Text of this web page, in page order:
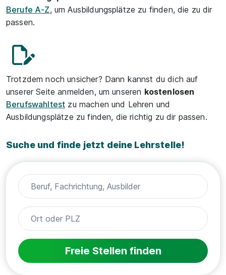
Berufe A-Z, um Ausbildungsplätze zu finden, die zu dir
passen.
Trotzdem noch unsicher? Dann kannst du dich auf
unserer Seite anmelden, um unseren kostenlosen
Berufswahltest zu machen und Lehren und
Ausbildungsplätze zu finden, die richtig zu dir passen.
Suche und finde jetzt deine Lehrstelle!
Freie Stellen finden